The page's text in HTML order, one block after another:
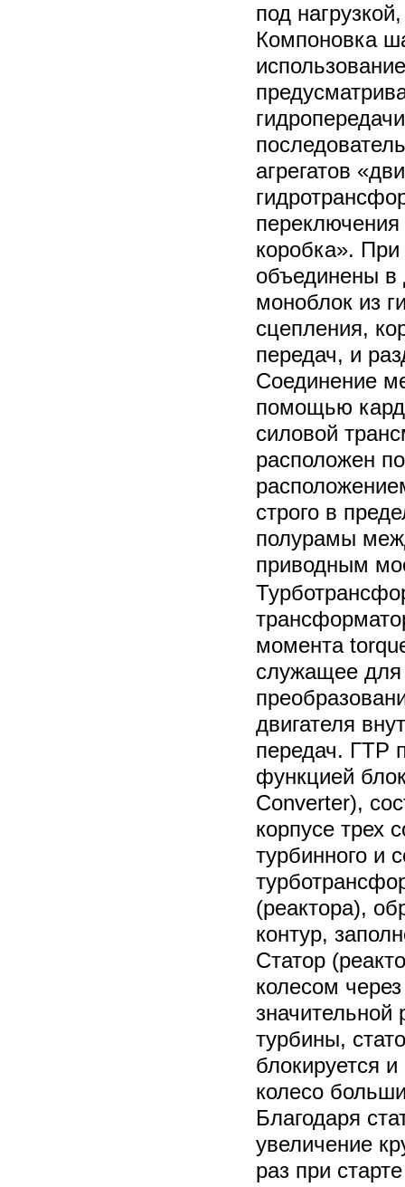
под
Компоновка
агрегатов
переключения
коробка».
объединены в
моноблок из
сцепления,
передач, и
Соединение
помощью
силовой
расположен
строго в
полурамы
приводным
момента
служащее для
двигателя
передач. ГТР
функцией
Converter),
корпусе трех
турбинного и
(реактора),
контур,
Статор
колесом
значительной
турбины,
блокируется
колесо
Благодаря
увеличение
раз при